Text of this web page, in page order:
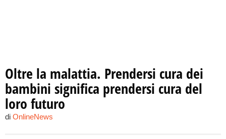
Oltre la malattia. Prendersi cura dei
bambini significa prendersi cura del
loro futuro
di OnlineNews